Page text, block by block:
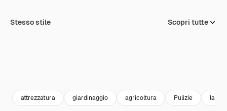
Stesso stile Scopri tutte
attrezzatura giardinaggio agricoltura Pulizie la